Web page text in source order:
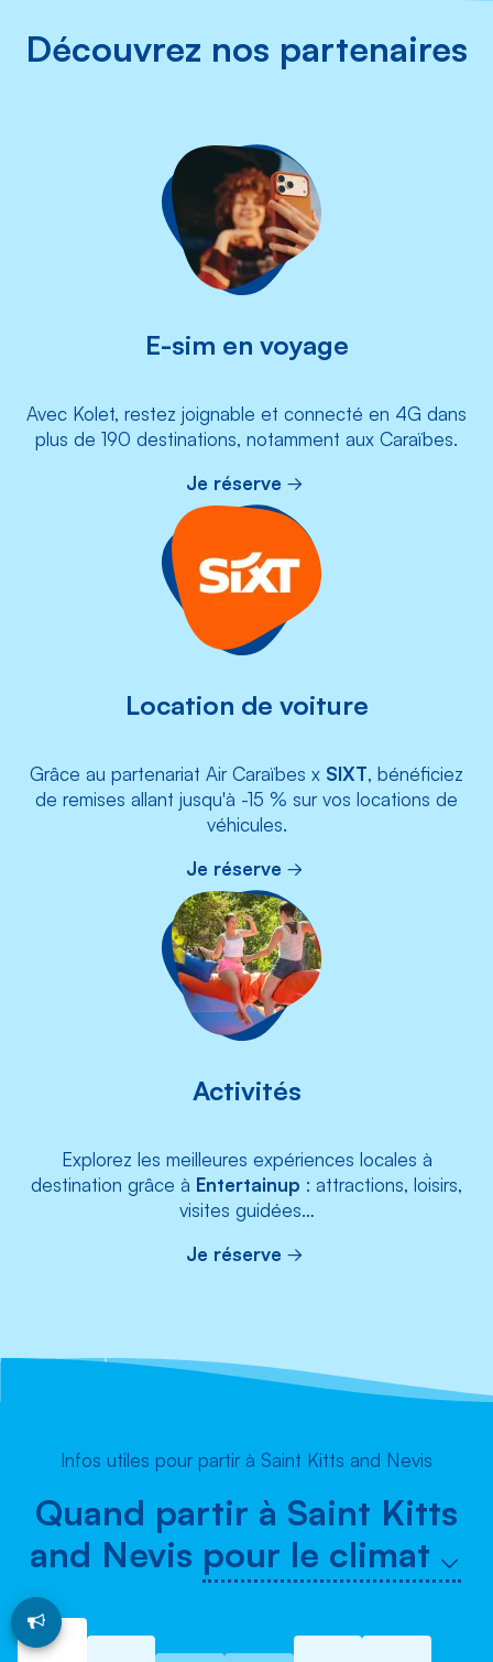
Découvrez nos partenaires
E-sim en voyage
Avec Kolet, restez joignable et connecté en 4G dans
plus de 190 destinations, notamment aux Caraïbes.
Je réserve
Location de voiture
Grâce au partenariat Air Caraïbes x SIXT, bénéficiez
de remises allant jusqu'à -15 % sur vos locations de
véhicules.
Je réserve
Activités
Explorez les meilleures expériences locales à
destination grâce à Entertainup : attractions, loisirs,
visites guidées…
Je réserve
Infos utiles pour partir à Saint Kitts and Nevis
Quand partir à Saint Kitts
and Nevis pour le climat